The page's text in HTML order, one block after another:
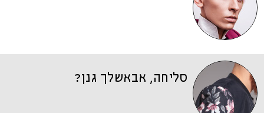
סליחה, אבאשלך גנן?